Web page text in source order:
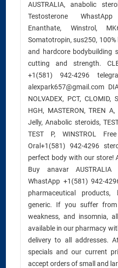
AUSTRALIA, anabolic
Testosterone
Enanthate, Winstrol,
Somatotropin, sus250,
and hardcore bodybuilding
cutting and strength.
+1(581) 942-4296
alexpark657@gmail.com
NOLVADEX, PCT, CLOMID,
HGH, MASTERON, TREN
Jelly, Anabolic steroids,
TEST P, WINSTROL
Oral+1(581) 942-4296
perfect body with our store!
Buy anavar
WhastApp +1(581) 942-
pharmaceutical
generic. If you suffer from
weakness, and insomnia,
available in our pharmacy
delivery to all addresses.
specials and our current
accept orders of small and